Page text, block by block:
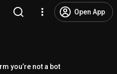
Open App
you’re not a bot